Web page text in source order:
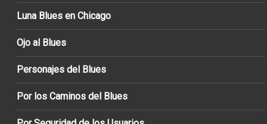
Luna Blues en Chicago
Ojo al Blues
Personajes del Blues
Por los Caminos del Blues